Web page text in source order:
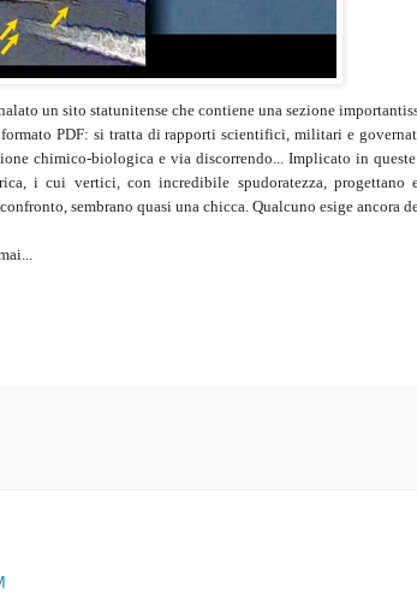
un sito statunitense che contiene una sezione
PDF: si tratta di rapporti scientifici, militari e
chimico-biologica e via discorrendo... Implicato in
i cui vertici, con incredibile spudoratezza,
sembrano quasi una chicca. Qualcuno esige ancora